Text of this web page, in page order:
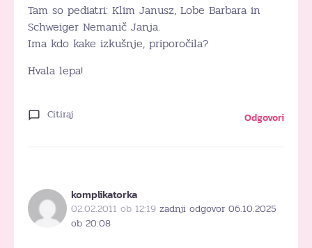
Tam so pediatri: Klim Janusz, Lobe Barbara in
Schweiger Nemanič Janja.
Ima kdo kake izkušnje, priporočila?
Hvala lepa!
Citiraj Odgovori
komplikatorka
02.02.2011 ob 12:19 zadnji odgovor 06.10.2025
ob 20:08